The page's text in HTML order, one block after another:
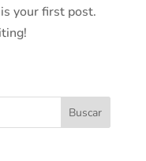
your first post.